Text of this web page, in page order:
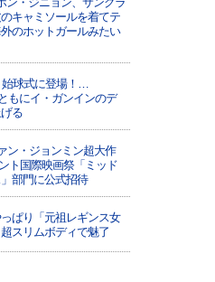
キャミソールを着てテ
のホットガールみたい
始球式に登場！…
もにイ・ガンインのデ
る
ン・ジョンミン超大作
ト国際映画祭「ミッド
部門に公式招待
ぱり「元祖レギンス女
スリムボディで魅了